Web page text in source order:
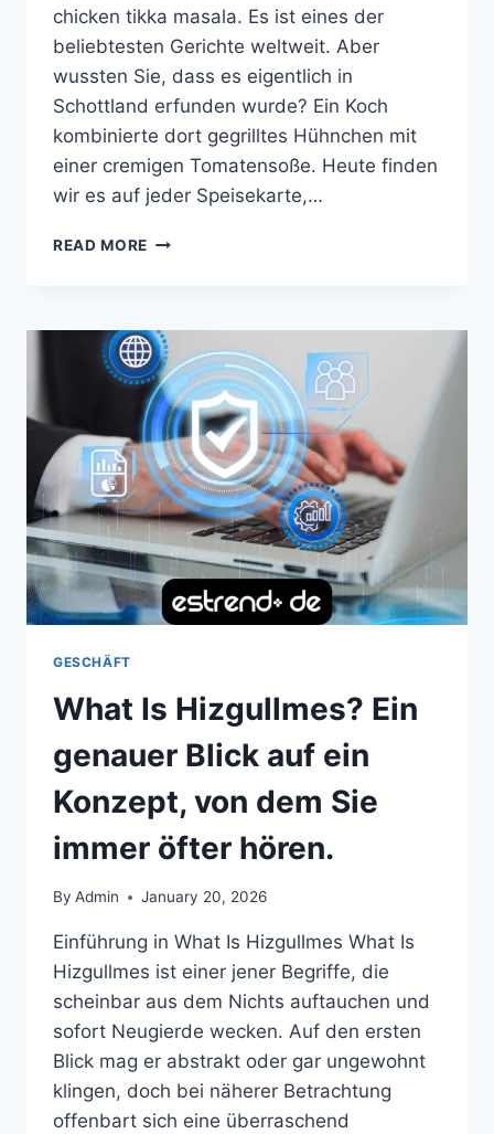
chicken tikka masala. Es ist eines der
beliebtesten Gerichte weltweit. Aber
wussten Sie, dass es eigentlich in
Schottland erfunden wurde? Ein Koch
kombinierte dort gegrilltes Hühnchen mit
einer cremigen Tomatensoße. Heute finden
wir es auf jeder Speisekarte,…
READ MORE DAS
TIKKA
MASALA:
EIN
KULINARISCHES
ABENTEUER
GESCHÄFT
What Is Hizgullmes? Ein
genauer Blick auf ein
Konzept, von dem Sie
immer öfter hören.
By Admin January 20, 2026
Einführung in What Is Hizgullmes What Is
Hizgullmes ist einer jener Begriffe, die
scheinbar aus dem Nichts auftauchen und
sofort Neugierde wecken. Auf den ersten
Blick mag er abstrakt oder gar ungewohnt
klingen, doch bei näherer Betrachtung
offenbart sich eine überraschend